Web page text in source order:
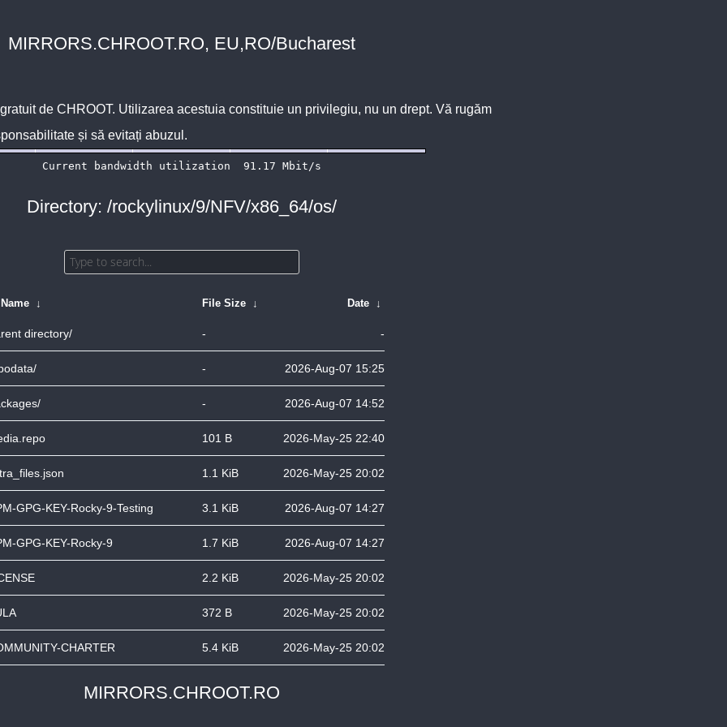
MIRRORS.CHROOT.RO, EU,RO/Bucharest
de CHROOT. Utilizarea acestuia constituie un privilegiu, nu un drept. Vă rugăm
și să evitați abuzul.
Directory: /rockylinux/9/NFV/x86_64/os/
↓ File Size ↓ Date ↓
directory/ - -
- 2026-Aug-07 15:25
- 2026-Aug-07 14:52
101 B 2026-May-25 22:40
1.1 KiB 2026-May-25 20:02
GPG-KEY-Rocky-9-Testing 3.1 KiB 2026-Aug-07 14:27
GPG-KEY-Rocky-9 1.7 KiB 2026-Aug-07 14:27
2.2 KiB 2026-May-25 20:02
372 B 2026-May-25 20:02
CHARTER 5.4 KiB 2026-May-25 20:02
MIRRORS.CHROOT.RO